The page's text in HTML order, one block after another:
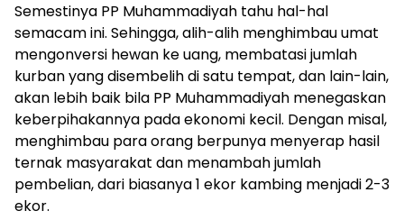
Semestinya PP Muhammadiyah tahu hal-hal
semacam ini. Sehingga, alih-alih menghimbau umat
mengonversi hewan ke uang, membatasi jumlah
kurban yang disembelih di satu tempat, dan lain-lain,
akan lebih baik bila PP Muhammadiyah menegaskan
keberpihakannya pada ekonomi kecil. Dengan misal,
menghimbau para orang berpunya menyerap hasil
ternak masyarakat dan menambah jumlah
pembelian, dari biasanya 1 ekor kambing menjadi 2-3
ekor.